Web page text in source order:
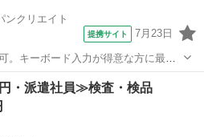
ンクリエイト
提携サイト 7月23日
。キーボード入力が得意な方に最適
式会社ジャパンクリ
・派遣社員≫検査・検品